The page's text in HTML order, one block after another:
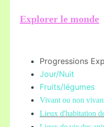
Explorer le monde
Progressions
Jour/Nuit
Fruits/légumes
Vivant ou non
Lieux d'habitation